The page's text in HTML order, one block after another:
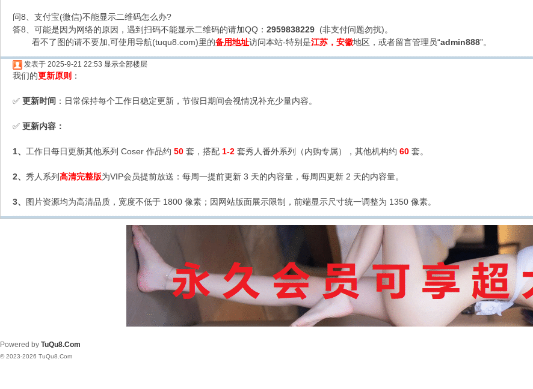
问8、支付宝(微信)不能显示二维码怎么办?
答8、可能是因为网络的原因，遇到扫码不能显示二维码的请加QQ： 2959838229 (非支付问题勿扰)。
看不了图的请不要加,可使用导航(tuqu8.com)里的备用地址访问本站-特别是江苏，安徽地区，或者留言管理员“admin888”。
发表于 2025-9-21 22:53 显示全部楼层
我们的更新原则 ：
✅ 更新时间 ：日常保持每个工作日稳定更新，节假日期间会视情况补充少量内容。
✅ 更新内容：
1、 工作日每日更新其他系列 Coser 作品约 50 套，搭配 1-2 套秀人番外系列（内购专属），其他机构约 60 套。
2、 秀人系列高清完整版为VIP会员提前放送：每周一提前更新 3 天的内容量，每周四更新 2 天的内容量。
3、 图片资源均为高清品质，宽度不低于 1800 像素；因网站版面展示限制，前端显示尺寸统一调整为 1350 像素。
Powered by TuQu8.Com
© 2023-2026 TuQu8.Com